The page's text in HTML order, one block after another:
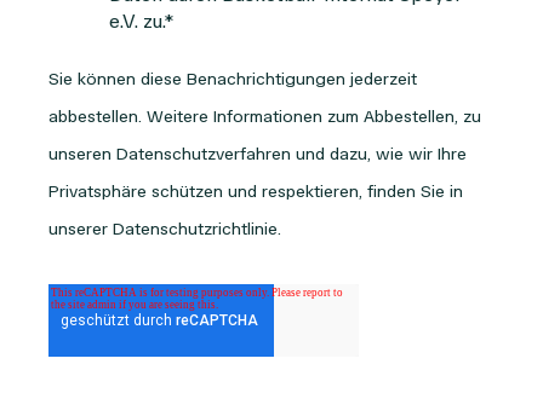
e.V. zu.*
Sie können diese Benachrichtigungen jederzeit
abbestellen. Weitere Informationen zum Abbestellen, zu
unseren Datenschutzverfahren und dazu, wie wir Ihre
Privatsphäre schützen und respektieren, finden Sie in
unserer Datenschutzrichtlinie.